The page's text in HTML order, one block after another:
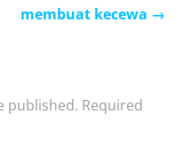
membuat kecewa →
published. Required